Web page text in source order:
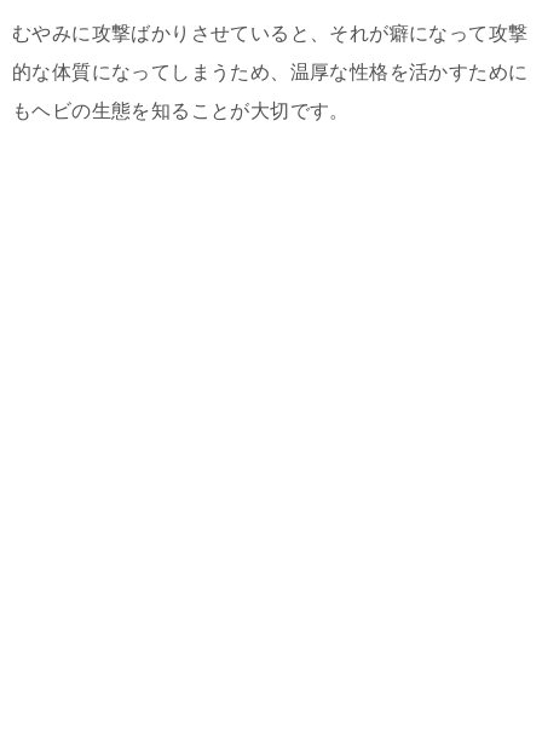
むやみに攻撃ばかりさせていると、それが癖になって攻撃
的な体質になってしまうため、温厚な性格を活かすために
もヘビの生態を知ることが大切です。